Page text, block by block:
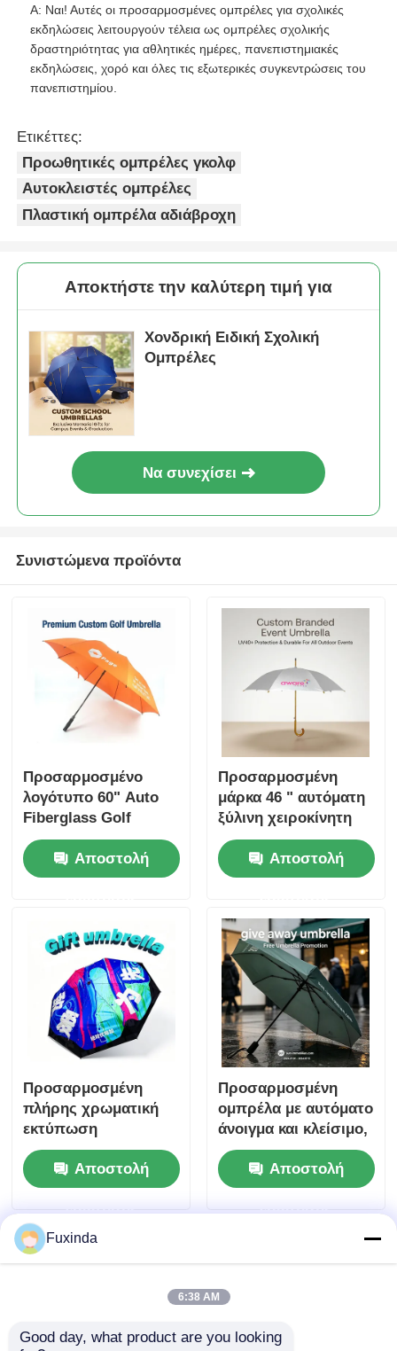
Α: Ναι! Αυτές οι προσαρμοσμένες ομπρέλες για σχολικές
εκδηλώσεις λειτουργούν τέλεια ως ομπρέλες σχολικής
δραστηριότητας για αθλητικές ημέρες, πανεπιστημιακές
εκδηλώσεις, χορό και όλες τις εξωτερικές συγκεντρώσεις του
πανεπιστημίου.
Ετικέττες:
Προωθητικές ομπρέλες γκολφ
Αυτοκλειστές ομπρέλες
Πλαστική ομπρέλα αδιάβροχη
Αποκτήστε την καλύτερη τιμή για
Χονδρική Ειδική Σχολική
Ομπρέλες
Να συνεχίσει
Συνιστώμενα προϊόντα
Προσαρμοσμένο
λογότυπο 60" Auto
Fiberglass Golf
Umbrella για
επιχειρηματικά δώρα
στη Νιγηρία
Αποστολή
Προσαρμοσμένη
μάρκα 46 " αυτόματη
ξύλινη χειροκίνητη
ομπρέλα εκδήλωσης
(προστασία UV40+)
Αποστολή
Προσαρμοσμένη
πλήρης χρωματική
εκτύπωση
Προωθητική ομπρέλα
δώρου Αποστολή
ερώτησης
Προσαρμοσμένη
ομπρέλα με αυτόματο
άνοιγμα και κλείσιμο,
45 ιντσών μεγάλη
κάλυψη και συμπαγές
φορητό σχεδιασμό
για διαφημιστικά
Αποστολή
ερώτησης
Fuxinda
6:38 AM
Good day, what product are you looking